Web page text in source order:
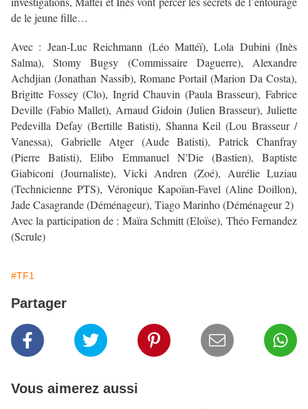
de le jeune ﬁlle…
Avec : Jean-Luc Reichmann (Léo Mattéï), Lola Dubini (Inès
Salma), Stomy Bugsy (Commissaire Daguerre), Alexandre
Achdjian (Jonathan Nassib), Romane Portail (Marion Da Costa),
Brigitte Fossey (Clo), Ingrid Chauvin (Paula Brasseur), Fabrice
Deville (Fabio Mallet), Arnaud Gidoin (Julien Brasseur), Juliette
Pedevilla Defay (Bertille Batisti), Shanna Keil (Lou Brasseur /
Vanessa), Gabrielle Atger (Aude Batisti), Patrick Chanfray
(Pierre Batisti), Elibo Emmanuel N'Die (Bastien), Baptiste
Giabiconi (Journaliste), Vicki Andren (Zoé), Aurélie Luziau
(Technicienne PTS), Véronique Kapoïan-Favel (Aline Doillon),
Jade Casagrande (Déménageur), Tiago Marinho (Déménageur 2)
Avec la participation de : Maïra Schmitt (Eloïse), Théo Fernandez
(Scrule)
#TF1
Partager
Vous aimerez aussi